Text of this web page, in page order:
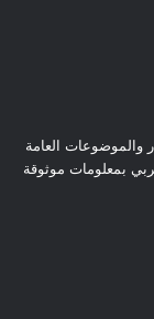
والموضوعات العامة
بمعلومات موثوقة